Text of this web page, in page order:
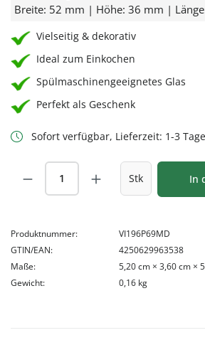
Breite: 52 mm | Höhe: 36 mm |
Vielseitig & dekorativ
Ideal zum Einkochen
Spülmaschinengeeignetes Glas
Perfekt als Geschenk
Sofort verfügbar, Lieferzeit: 1-3 Tage
Produkt Anzahl: Gib
Stk In
Produktnummer:
VI196P69MD
GTIN/EAN:
4250629963538
Maße:
5,20 cm × 3,60 cm ×
Gewicht:
0,16 kg